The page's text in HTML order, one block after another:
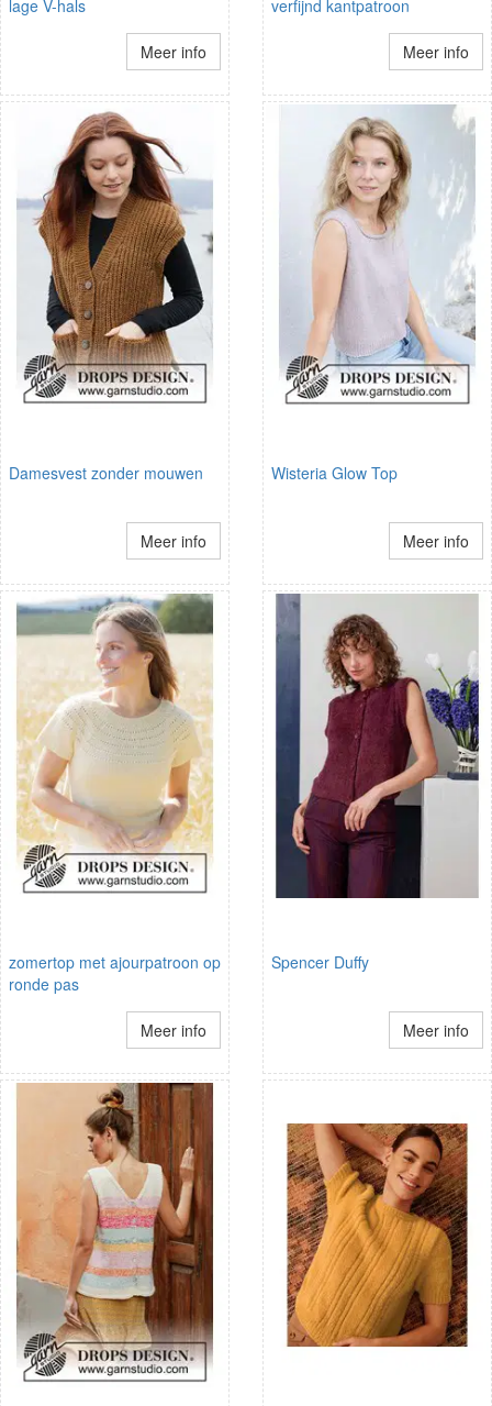
lage V-hals
Meer info
verfijnd kantpatroon
Meer info
Damesvest zonder mouwen
Meer info
Wisteria Glow Top
Meer info
zomertop met ajourpatroon op
ronde pas
Meer info
Spencer Duffy
Meer info